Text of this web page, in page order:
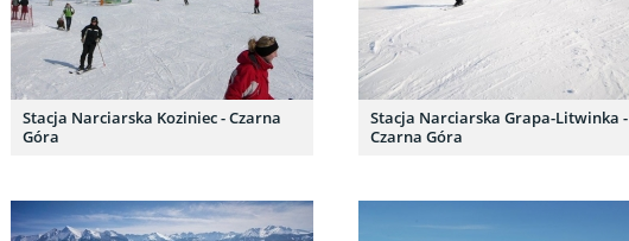
Stacja Narciarska Koziniec - Czarna
Góra
Stacja Narciarska Grapa-Litwinka -
Czarna Góra